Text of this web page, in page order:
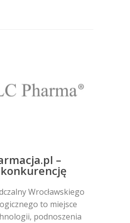
–
Wrocławskiego
to miejsce
podnoszenia